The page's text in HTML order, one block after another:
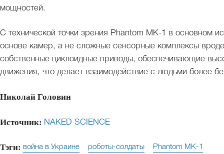
мощностей.
С технической точки зрения Phantom MK-1 в основном
основе камер, а не сложные сенсорные комплексы
собственные циклоидные приводы, обеспечивающие
движения, что делает взаимодействие с людьми более
Николай Головин
Источник: NAKED SCIENCE
Тэги: война в Украине роботы-солдаты Phantom MK-1